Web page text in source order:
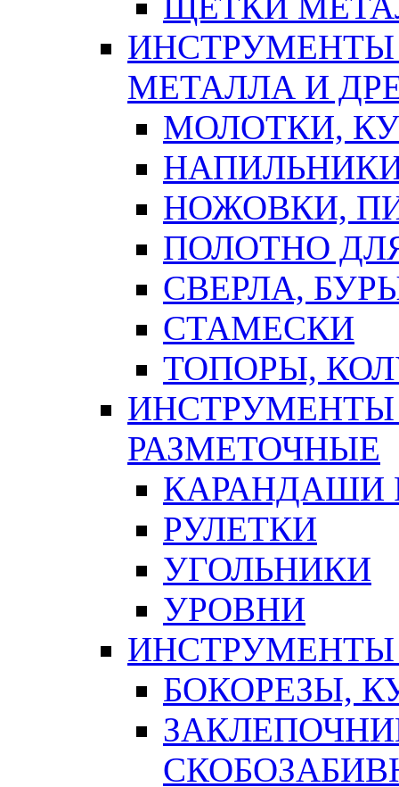
ИНСТРУМЕНТЫ
МЕТАЛЛА И
МОЛОТКИ,
НОЖОВКИ,
ПОЛОТНО
СВЕРЛА,
СТАМЕСКИ
ТОПОРЫ,
ИНСТРУМЕНТЫ
РАЗМЕТОЧНЫЕ
КАРАНДАШИ
РУЛЕТКИ
УГОЛЬНИКИ
УРОВНИ
БОКОРЕЗЫ,